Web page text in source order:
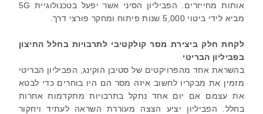
אותות מחייזרים. הפביליון הסיני אשר יפעל בטכנולוגיית G
5
מביא לידי ביטוי 5,000 שנות פיתוח ומחקר פורצי דרך.
לקחת חלק ביצירת מסר קולקטיבי לתרבויות בחלל החיצון
בפביליון הבריטי
בהשראת אחד מהפרויקטים של סטיבן הוקינג, הפביליון הבריטי
מזמין את מבקריו לחשוב איזה מסר הם היו בוחרים כדי לבטא
את עצמם אם יום אחד נתקל בתרבויות מתקדמות אחרות
בחלל. הפביליון יציע הצצה מעוררת השראה לעתיד ויחקור